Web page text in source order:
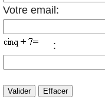
Votre email:
: